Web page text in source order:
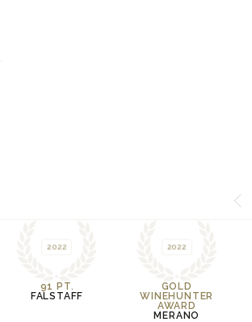
2022
91 PT.
FALSTAFF
2022
GOLD
WINEHUNTER
AWARD
MERANO